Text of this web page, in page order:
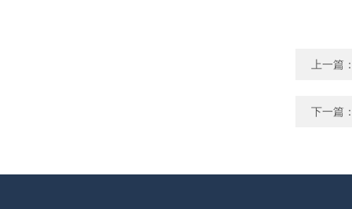
上一篇
下一篇